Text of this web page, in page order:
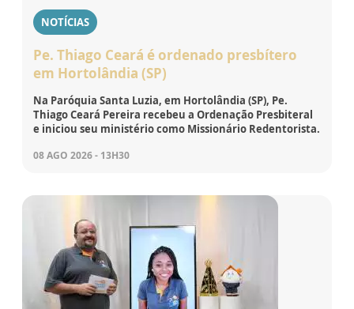
NOTÍCIAS
Pe. Thiago Ceará é ordenado presbítero
em Hortolândia (SP)
Na Paróquia Santa Luzia, em Hortolândia (SP), Pe.
Thiago Ceará Pereira recebeu a Ordenação Presbiteral
e iniciou seu ministério como Missionário Redentorista.
08 AGO 2026 - 13H30